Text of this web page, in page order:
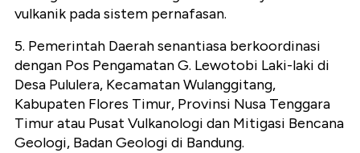
vulkanik pada sistem pernafasan.
5. Pemerintah Daerah senantiasa berkoordinasi
dengan Pos Pengamatan G. Lewotobi Laki-laki di
Desa Pululera, Kecamatan Wulanggitang,
Kabupaten Flores Timur, Provinsi Nusa Tenggara
Timur atau Pusat Vulkanologi dan Mitigasi Bencana
Geologi, Badan Geologi di Bandung.